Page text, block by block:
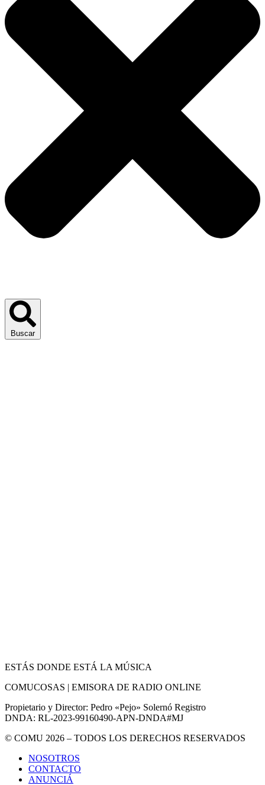
Buscar
ESTÁS DONDE ESTÁ LA MÚSICA
COMUCOSAS | EMISORA DE RADIO ONLINE
Propietario y Director: Pedro «Pejo» Solernó Registro
DNDA: RL-2023-99160490-APN-DNDA#MJ
© COMU 2026 – TODOS LOS DERECHOS RESERVADOS
NOSOTROS
CONTACTO
ANUNCIÁ